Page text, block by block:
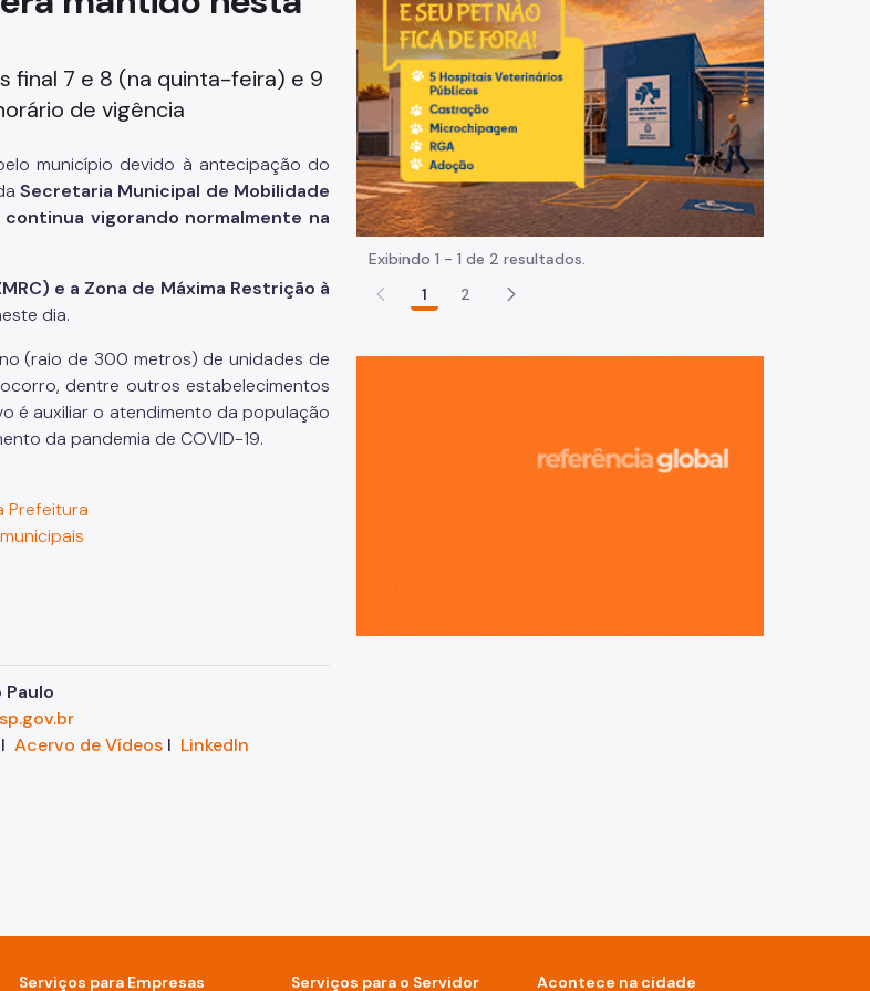
Milhão
e Benefícios
Normas e procedimentos
final 7 e 8 (na quinta-feira) e 9
de vigência
município devido à antecipação do
Secretaria Municipal de Mobilidade
vigorando normalmente na
e a Zona de Máxima Restrição à
dia.
(raio de 300 metros) de unidades de
dentre outros estabelecimentos
é auxiliar o atendimento da população
da pandemia de COVID-19.
Prefeitura
Acervo de VídeosI LinkedIn
Exibindo 1 - 1 de 2 resultados.
1
2
Serviços para Empresas Serviços para o Servidor Acontece na cidade